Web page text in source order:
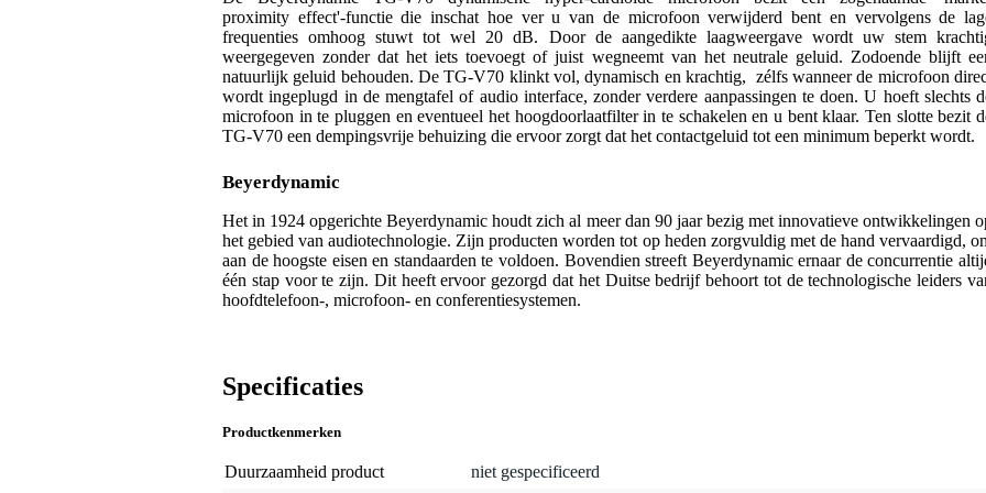
proximity effect'-functie die inschat hoe ver u van de microfoon verwijderd bent en vervolgens de
frequenties omhoog stuwt tot wel 20 dB. Door de aangedikte laagweergave wordt uw stem
weergegeven zonder dat het iets toevoegt of juist wegneemt van het neutrale geluid. Zodoende blijft
natuurlijk geluid behouden. De TG-V70 klinkt vol, dynamisch en krachtig, zélfs wanneer de microfoon
wordt ingeplugd in de mengtafel of audio interface, zonder verdere aanpassingen te doen. U hoeft slechts
microfoon in te pluggen en eventueel het hoogdoorlaatfilter in te schakelen en u bent klaar. Ten slotte bezit
TG-V70 een dempingsvrije behuizing die ervoor zorgt dat het contactgeluid tot een minimum beperkt wordt.
Beyerdynamic
Het in 1924 opgerichte Beyerdynamic houdt zich al meer dan 90 jaar bezig met innovatieve ontwikkelingen
het gebied van audiotechnologie. Zijn producten worden tot op heden zorgvuldig met de hand vervaardigd,
aan de hoogste eisen en standaarden te voldoen. Bovendien streeft Beyerdynamic ernaar de concurrentie
één stap voor te zijn. Dit heeft ervoor gezorgd dat het Duitse bedrijf behoort tot de technologische leiders
hoofdtelefoon-, microfoon- en conferentiesystemen.
Specificaties
Productkenmerken
Duurzaamheid product niet gespecificeerd